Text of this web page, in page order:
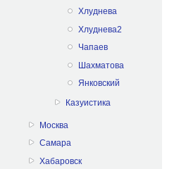
Хлуднева
Хлуднева2
Чапаев
Шахматова
Янковский
Казуистика
Москва
Самара
Хабаровск